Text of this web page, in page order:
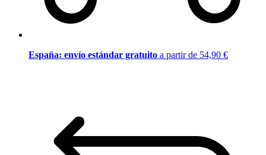
España: envío estándar gratuito a partir de 54,90 €